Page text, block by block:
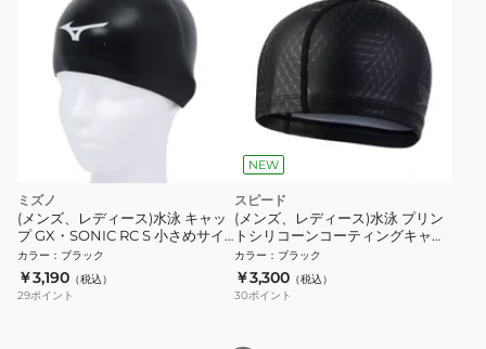
ミズノ
(メンズ、レディース)水泳 キャッ
プ GX・SONIC RC S 小さめサイ
ズ N2JWA50309
カラー ： ブラック
￥3,190 （税込）
29ポイント
NEW
スピード
(メンズ、レディース)水泳 プリン
トシリコーンコーティングキャッ
プ SE12616 K
カラー ： ブラック
￥3,300 （税込）
30ポイント